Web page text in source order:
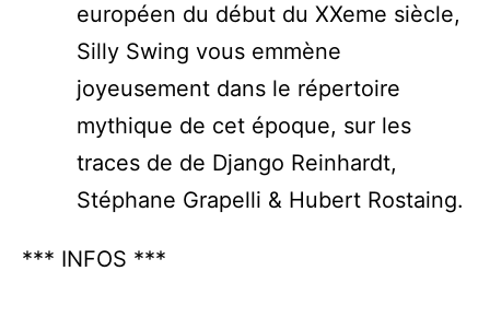
européen du début du XXeme siècle,
Silly Swing vous emmène
joyeusement dans le répertoire
mythique de cet époque, sur les
traces de de Django Reinhardt,
Stéphane Grapelli & Hubert Rostaing.
*** INFOS ***